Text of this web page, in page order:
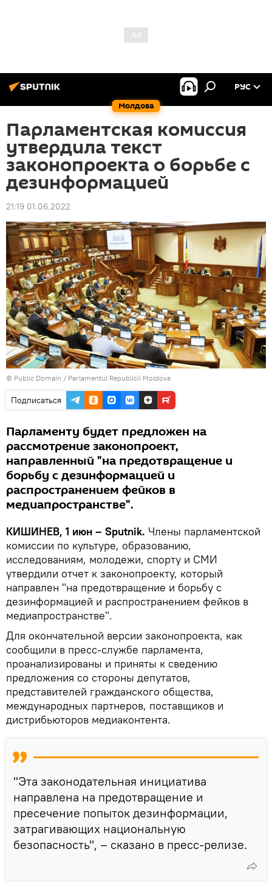
Молдова
РУС
Парламентская комиссия
утвердила текст
законопроекта о борьбе с
дезинформацией
21:19 01.06.2022
© Public Domain / Parlamentul Republicii Moldova
Подписаться
Парламенту будет предложен на
рассмотрение законопроект,
направленный "на предотвращение и
борьбу с дезинформацией и
распространением фейков в
медиапространстве".
КИШИНЕВ, 1 июн – Sputnik. Члены парламентской
комиссии по культуре, образованию,
исследованиям, молодежи, спорту и СМИ
утвердили отчет к законопроекту, который
направлен "на предотвращение и борьбу с
дезинформацией и распространением фейков в
медиапространстве".
Для окончательной версии законопроекта, как
сообщили в пресс-службе парламента,
проанализированы и приняты к сведению
предложения со стороны депутатов,
представителей гражданского общества,
международных партнеров, поставщиков и
дистрибьюторов медиаконтента.
"Эта законодательная инициатива
направлена на предотвращение и
пресечение попыток дезинформации,
затрагивающих национальную
безопасность", – сказано в пресс-релизе.